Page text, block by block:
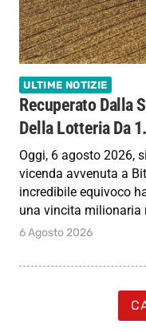
ULTIME NOTIZIE
Recuperato Dalla
Della Lotteria Da
Oggi, 6 agosto 2026,
vicenda avvenuta a
incredibile equivoco
una vincita milionaria
6 Agosto 2026